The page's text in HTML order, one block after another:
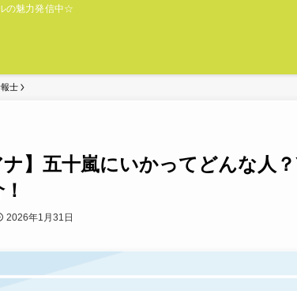
の魅力発信中☆
士
ナ】五十嵐にいかってどんな人
2026年1月31日